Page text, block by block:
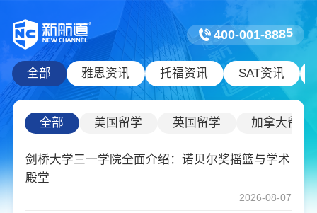
400-001-8885
全部 雅思资讯 托福资讯 SAT资讯
全部 美国留学 英国留学 加拿大留学
剑桥大学三一学院全面介绍：诺贝尔奖摇篮与学术
殿堂
2026-08-07